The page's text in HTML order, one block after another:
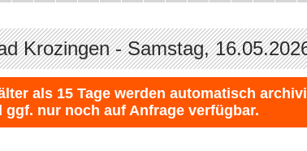
Krozingen - Samstag,
als 15 Tage werden automatisch
ggf. nur noch auf Anfrage verfügbar.